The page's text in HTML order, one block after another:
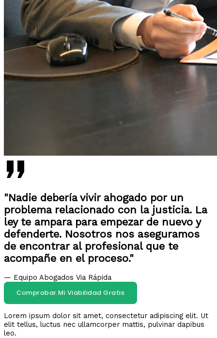
"Nadie debería vivir ahogado por un
problema relacionado con la justicia. La
ley te ampara para empezar de nuevo y
defenderte. Nosotros nos aseguramos
de encontrar al profesional que te
acompañe en el proceso."
— Equipo Abogados Via Rápida
Comprobar Mi Viabilidad Gratis
Lorem ipsum dolor sit amet, consectetur adipiscing elit. Ut
elit tellus, luctus nec ullamcorper mattis, pulvinar dapibus
leo.